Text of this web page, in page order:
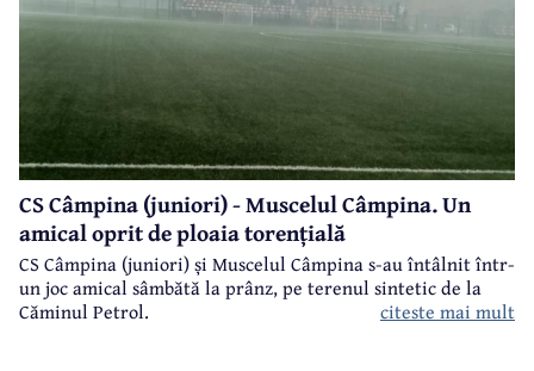
CS Câmpina (juniori) - Muscelul Câmpina. Un
amical oprit de ploaia torențială
CS Câmpina (juniori) și Muscelul Câmpina s-au întâlnit într-
un joc amical sâmbătă la prânz, pe terenul sintetic de la
Căminul Petrol.
citeste mai mult